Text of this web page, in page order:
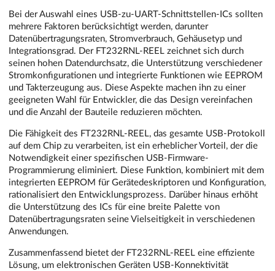
Bei der Auswahl eines USB-zu-UART-Schnittstellen-ICs sollten
mehrere Faktoren berücksichtigt werden, darunter
Datenübertragungsraten, Stromverbrauch, Gehäusetyp und
Integrationsgrad. Der FT232RNL-REEL zeichnet sich durch
seinen hohen Datendurchsatz, die Unterstützung verschiedener
Stromkonfigurationen und integrierte Funktionen wie EEPROM
und Takterzeugung aus. Diese Aspekte machen ihn zu einer
geeigneten Wahl für Entwickler, die das Design vereinfachen
und die Anzahl der Bauteile reduzieren möchten.
Die Fähigkeit des FT232RNL-REEL, das gesamte USB-Protokoll
auf dem Chip zu verarbeiten, ist ein erheblicher Vorteil, der die
Notwendigkeit einer spezifischen USB-Firmware-
Programmierung eliminiert. Diese Funktion, kombiniert mit dem
integrierten EEPROM für Gerätedeskriptoren und Konfiguration,
rationalisiert den Entwicklungsprozess. Darüber hinaus erhöht
die Unterstützung des ICs für eine breite Palette von
Datenübertragungsraten seine Vielseitigkeit in verschiedenen
Anwendungen.
Zusammenfassend bietet der FT232RNL-REEL eine effiziente
Lösung, um elektronischen Geräten USB-Konnektivität